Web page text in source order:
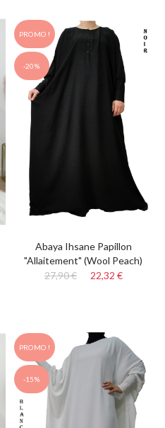
PROMO !
-20%
Abaya Ihsane Papillon
"Allaitement" (Wool Peach)
27,90 €
22,32 €
PROMO !
-15%